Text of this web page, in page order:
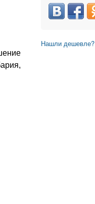
Нашли дешевле?